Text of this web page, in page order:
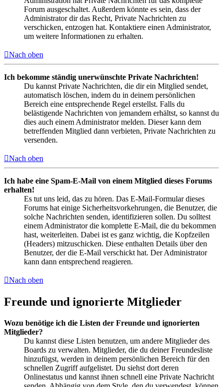
Forum ausgeschaltet. Außerdem könnte es sein, dass der
Administrator dir das Recht, Private Nachrichten zu
verschicken, entzogen hat. Kontaktiere einen Administrator,
um weitere Informationen zu erhalten.
Nach oben
Ich bekomme ständig unerwünschte Private Nachrichten!
Du kannst Private Nachrichten, die dir ein Mitglied sendet,
automatisch löschen, indem du in deinem persönlichen
Bereich eine entsprechende Regel erstellst. Falls du
belästigende Nachrichten von jemandem erhältst, so kannst du
dies auch einem Administrator melden. Dieser kann dem
betreffenden Mitglied dann verbieten, Private Nachrichten zu
versenden.
Nach oben
Ich habe eine Spam-E-Mail von einem Mitglied dieses Forums
erhalten!
Es tut uns leid, das zu hören. Das E-Mail-Formular dieses
Forums hat einige Sicherheitsvorkehrungen, die Benutzer, die
solche Nachrichten senden, identifizieren sollen. Du solltest
einem Administrator die komplette E-Mail, die du bekommen
hast, weiterleiten. Dabei ist es ganz wichtig, die Kopfzeilen
(Headers) mitzuschicken. Diese enthalten Details über den
Benutzer, der die E-Mail verschickt hat. Der Administrator
kann dann entsprechend reagieren.
Nach oben
Freunde und ignorierte Mitglieder
Wozu benötige ich die Listen der Freunde und ignorierten
Mitglieder?
Du kannst diese Listen benutzen, um andere Mitglieder des
Boards zu verwalten. Mitglieder, die du deiner Freundesliste
hinzufügst, werden in deinem persönlichen Bereich für den
schnellen Zugriff aufgelistet. Du siehst dort deren
Onlinestatus und kannst ihnen schnell eine Private Nachricht